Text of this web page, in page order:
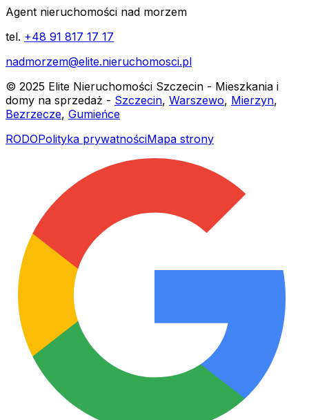
Agent nieruchomości nad morzem
tel. +48 91 817 17 17
nadmorzem@elite.nieruchomosci.pl
© 2025 Elite Nieruchomości Szczecin - Mieszkania i
domy na sprzedaż - Szczecin, Warszewo, Mierzyn,
Bezrzecze, Gumieńce
RODOPolityka prywatnościMapa strony